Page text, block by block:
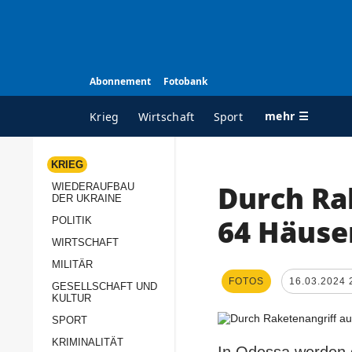
Abonnement Fotobank
Krieg Wirtschaft Sport mehr ☰
ALLE RUBRIKEN
Wiederaufbau der
Politik
Militär
KRIEG
WIEDERAUFBAU
DER UKRAINE
POLITIK
WIRTSCHAFT
MILITÄR
GESELLSCHAFT UND
KULTUR
SPORT
KRIMINALITÄT
Durch
64
FOTOS 16.03.2024